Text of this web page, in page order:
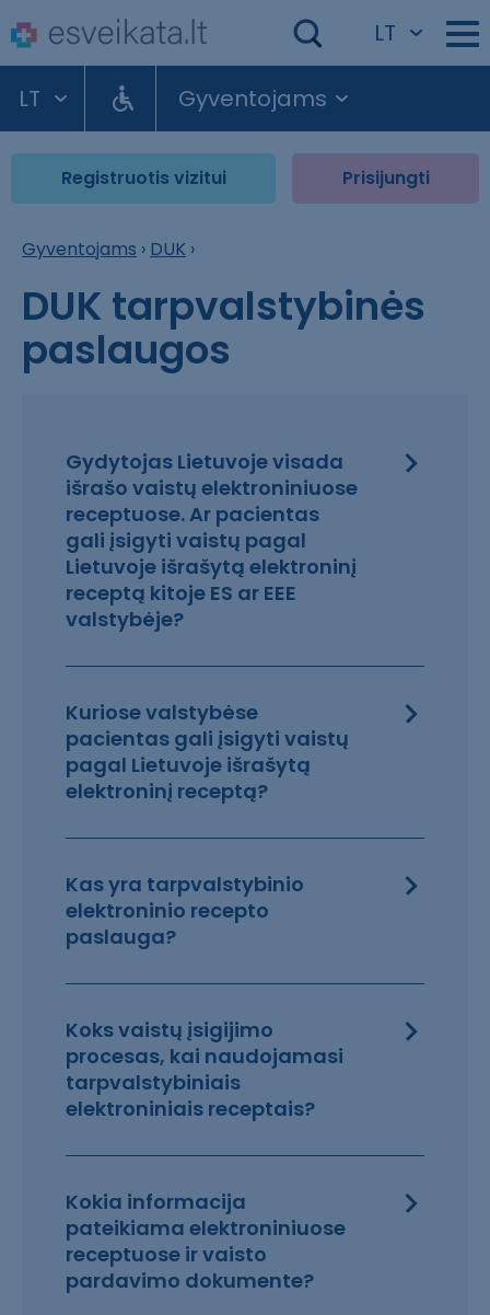
LT
LT Gyventojams
Registruotis vizitui Prisijungti
Gyventojams › DUK ›
DUK tarpvalstybinės
paslaugos
Gydytojas Lietuvoje visada
išrašo vaistų elektroniniuose
receptuose. Ar pacientas
gali įsigyti vaistų pagal
Lietuvoje išrašytą elektroninį
receptą kitoje ES ar EEE
valstybėje?
Kuriose valstybėse
pacientas gali įsigyti vaistų
pagal Lietuvoje išrašytą
elektroninį receptą?
Kas yra tarpvalstybinio
elektroninio recepto
paslauga?
Koks vaistų įsigijimo
procesas, kai naudojamasi
tarpvalstybiniais
elektroniniais receptais?
Kokia informacija
pateikiama elektroniniuose
receptuose ir vaisto
pardavimo dokumente?